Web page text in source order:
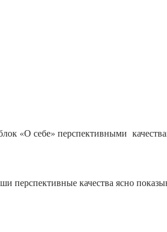
«О себе» перспективными
перспективные качества ясно